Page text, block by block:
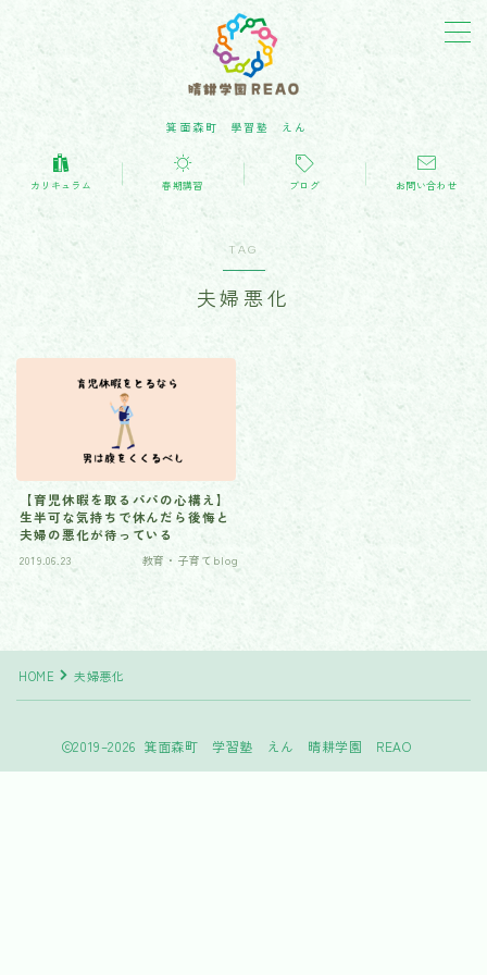
箕面森町 學習塾 えん
カリキュラム(学習内容)
教育・子育てblog
お問い合わせ
カリキュラム 春期講習 ブログ お問い合わせ
TAG
夫婦悪化
【育児休暇を取るパパの心構え】
生半可な気持ちで休んだら後悔と
夫婦の悪化が待っている
2019.06.23 教育・子育てblog
HOME 夫婦悪化
2019–2026 箕面森町 学習塾 えん 晴耕学園 REAO